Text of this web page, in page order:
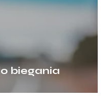
biegania